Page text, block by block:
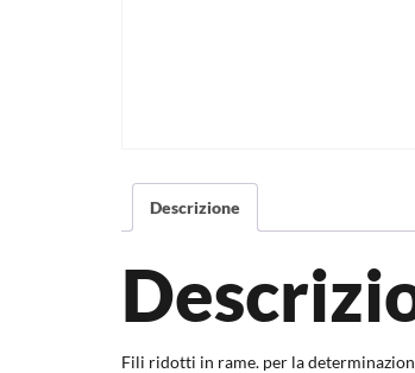
Descrizione
Fili ridotti in rame. per la